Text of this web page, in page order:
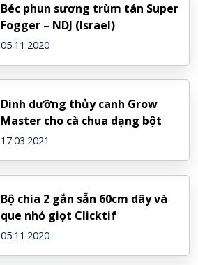
Béc phun sương trùm tán Super
Fogger – NDJ (Israel)
05.11.2020
Dinh dưỡng thủy canh Grow
Master cho cà chua dạng bột
17.03.2021
Bộ chia 2 gắn sẵn 60cm dây và
que nhỏ giọt Clicktif
05.11.2020